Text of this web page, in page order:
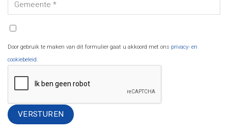
Door gebruik te maken van dit formulier gaat u akkoord met ons privacy- en
cookiebeleid.